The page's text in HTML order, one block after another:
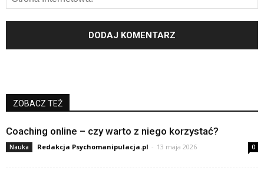
ZOBACZ TEŻ
Coaching online – czy warto z niego korzystać?
Nauka Redakcja Psychomanipulacja.pl - 13 maja 2026 0